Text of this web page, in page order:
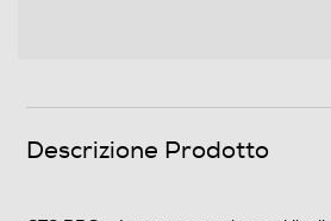
Descrizione Prodotto